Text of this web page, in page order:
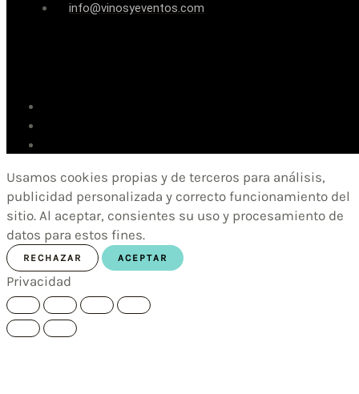
info@vinosyeventos.com
Usamos cookies propias y de terceros para análisis,
publicidad personalizada y correcto funcionamiento del
sitio. Al aceptar, consientes su uso y procesamiento de
datos para estos fines.
RECHAZAR ACEPTAR
Privacidad